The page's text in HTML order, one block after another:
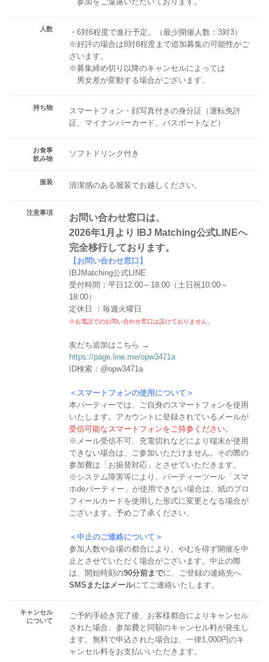
人数
・6対6程度で進行予定。（最少開催人数：3対3）
※好評の場合は8対8程度まで追加募集の可能性がご
ざいます。
※募集締め切り以降のキャンセルによっては
男女差が変動する場合がございます。
持ち物
スマートフォン・顔写真付きの身分証（運転免許
証、マイナンバーカード、パスポートなど）
お食事
飲み物
ソフトドリンク付き
服装 清潔感のある服装でお越しください。
注意事項
お問い合わせ窓口は、
2026年1月より IBJ Matching公式LINEへ
完全移行しております。
【お問い合わせ窓口】
IBJMatching公式LINE
受付時間：平日12:00～18:00（土日祝10:00～
18:00）
定休日 ：毎週火曜日
※お電話でのお問い合わせ窓口は設けておりません。
友だち追加はこちら →
https://page.line.me/opw3471a
ID検索：@opw3471a
＜スマートフォンの使用について＞
本パーティーでは、ご自身のスマートフォンを使用
いたします。アカウントに登録されているメールが
受信可能なスマートフォンをご持参ください。
※メール受信不可、充電切れなどにより端末が使用
できない場合は、ご参加いただけません。その際の
参加費は「お振替対応」とさせていただきます。
※システム障害等により、パーティーツール「スマ
ホdeパーティー」が使用できない場合は、紙のプロ
フィールカードを使用した形式に変更となる場合が
ございます。予めご了承ください。
＜中止のご連絡について＞
参加人数や会場の都合により、やむを得ず開催を中
止とさせていただく場合がございます。中止の際
は、開始時刻の90分前までに、ご登録の連絡先へ
SMSまたはメールにてご連絡いたします。
キャンセル
について
ご予約手続き完了後、お客様都合によりキャンセル
された場合、参加費と同額のキャンセル料が発生し
ます。無料で申込された場合は、一律1,000円のキ
ャンセル料をお支払いいただきます。